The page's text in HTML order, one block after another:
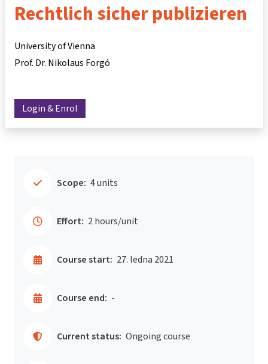
Rechtlich sicher publizieren
University of Vienna
Prof. Dr. Nikolaus Forgó
Login & Enrol
Scope: 4 units
Effort: 2 hours/unit
Course start: 27. ledna 2021
Course end: -
Current status: Ongoing course